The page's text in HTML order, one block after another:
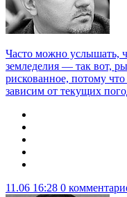
Часто можно услышать,
земледелия — так вот,
рискованное, потому
зависим от текущих
11.06 16:28 0